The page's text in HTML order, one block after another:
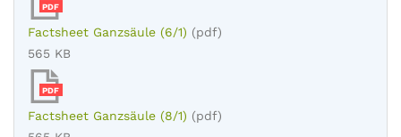
PDF
Factsheet Ganzsäule (6/1) (pdf)
565 KB
PDF
Factsheet Ganzsäule (8/1) (pdf)